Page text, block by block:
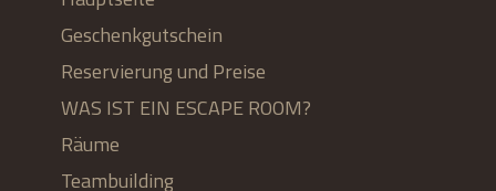
Geschenkgutschein
Reservierung und Preise
WAS IST EIN ESCAPE ROOM?
Räume
Teambuilding